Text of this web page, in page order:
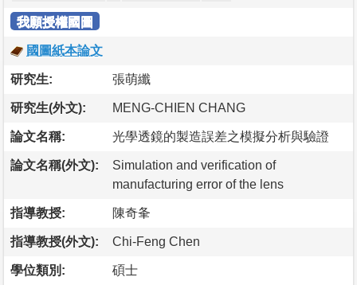
我願授權國圖
國圖紙本論文
研究生: 張萌纖
研究生(外文): MENG-CHIEN CHANG
論文名稱: 光學透鏡的製造誤差之模擬分析與驗證
論文名稱(外文):
Simulation and verification of
manufacturing error of the lens
指導教授: 陳奇夆
指導教授(外文): Chi-Feng Chen
學位類別: 碩士